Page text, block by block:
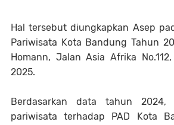
Hal tersebut diungkapkan Asep
Pariwisata Kota Bandung Tahun
Homann, Jalan Asia Afrika
2025.
Berdasarkan data tahun 2024,
pariwisata terhadap PAD Kota